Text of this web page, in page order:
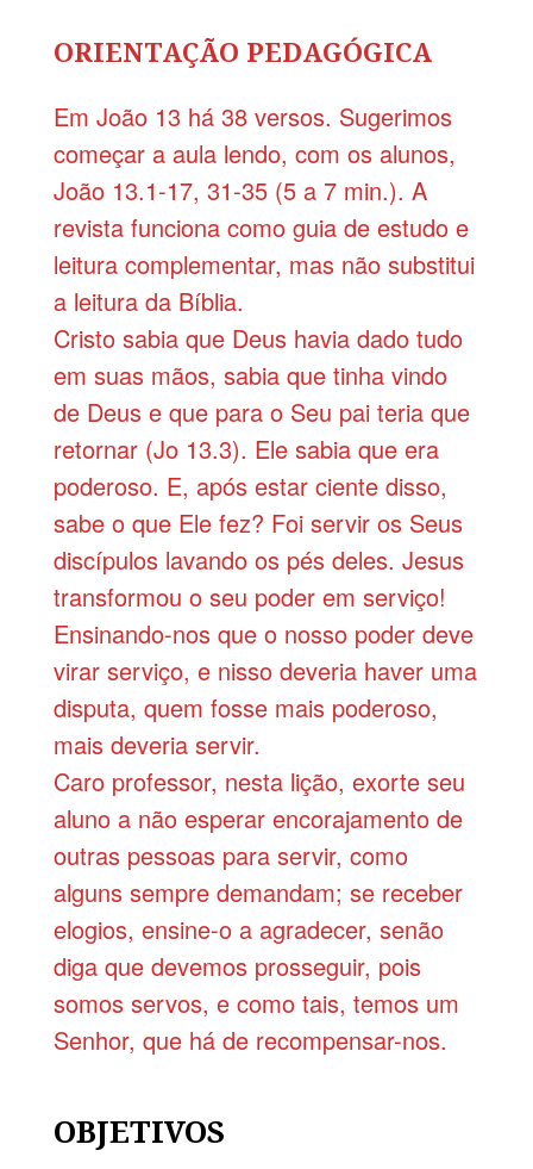
ORIENTAÇÃO PEDAGÓGICA
Em João 13 há 38 versos. Sugerimos
começar a aula lendo, com os alunos,
João 13.1-17, 31-35 (5 a 7 min.). A
revista funciona como guia de estudo e
leitura complementar, mas não substitui
a leitura da Bíblia.
Cristo sabia que Deus havia dado tudo
em suas mãos, sabia que tinha vindo
de Deus e que para o Seu pai teria que
retornar (Jo 13.3). Ele sabia que era
poderoso. E, após estar ciente disso,
sabe o que Ele fez? Foi servir os Seus
discípulos lavando os pés deles. Jesus
transformou o seu poder em serviço!
Ensinando-nos que o nosso poder deve
virar serviço, e nisso deveria haver uma
disputa, quem fosse mais poderoso,
mais deveria servir.
Caro professor, nesta lição, exorte seu
aluno a não esperar encorajamento de
outras pessoas para servir, como
alguns sempre demandam; se receber
elogios, ensine-o a agradecer, senão
diga que devemos prosseguir, pois
somos servos, e como tais, temos um
Senhor, que há de recompensar-nos.
OBJETIVOS